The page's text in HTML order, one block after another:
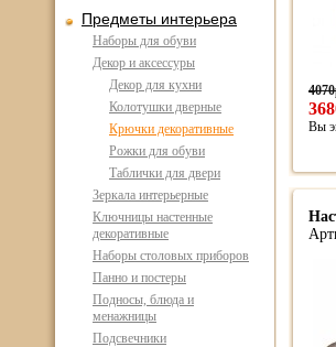
Предметы интерьера
Наборы для обуви
Декор и аксессуры
Декор для кухни
Колотушки дверные
Крючки декоративные
Рожки для обуви
Таблички для двери
Зеркала интерьерные
Ключницы настенные
декоративные
Наборы столовых приборов
Панно и постеры
Подносы, блюда и
менажницы
Подсвечники
Вы